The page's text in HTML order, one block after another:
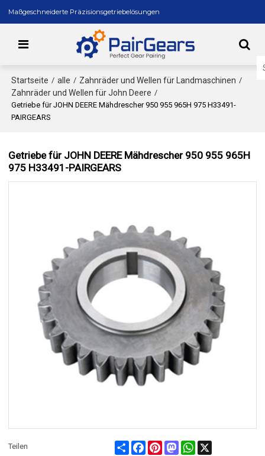
Maßgeschneiderte Präzisionsgetriebelösungen
Startseite / alle / Zahnräder und Wellen für Landmaschinen /
Zahnräder und Wellen für John Deere /
Getriebe für JOHN DEERE Mähdrescher 950 955 965H 975 H33491-
PAIRGEARS
Getriebe für JOHN DEERE Mähdrescher 950 955 965H
975 H33491-PAIRGEARS
Teilen Share FacebookPinterestMastodonWhatsApp